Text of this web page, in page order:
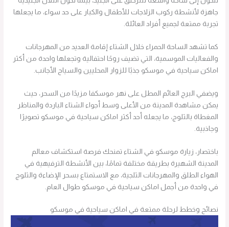
جاهزة لأنشطة ركوب الزلاجات للأطفال والكبار على حد سواء، ما يجعلها
تجربة ممتعة لجميع أفراد العائلة.
كما تشهد الساحة الحمراء خلال الشتاء إقامة العديد من المهرجانات
والفعاليات الموسمية، التي تضيف روحًا احتفالية وتجعلها واحدة من أكثر
اماكن سياحية في موسكو جذبًا للزوار المحليين والسياح الأجانب.
ويضفي البرج العائم المطل على نهر موسكفا مزيدًا من السحر، حيث
يمكن مشاهدة المدينة من الأعلى وسط أجواء الشتاء الباردة والمناظر
المغطاة بالثلوج، ما يجعله أحد أكثر اماكن سياحية في موسكو تصويرًا
وجاذبية.
باختصار، زيارة موسكو في الشتاء تمنحك فرصة استكشاف معالم
المدينة الشهيرة بطريقة مختلفة تمامًا، بين الأنشطة الترفيهية في
الهواء الطلق والمهرجانات الثلجية، مع الاستمتاع بسحر الإضاءة والثلوج
في واحدة من أجمل اماكن سياحية في موسكو طوال العام.
نصائح وخطط لرحلة ممتعة في اماكن سياحية في موسكو